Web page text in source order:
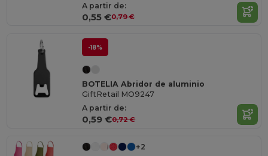
A partir de:
0,55 €0,79 €
-18%
BOTELIA Abridor de aluminio
GiftRetail MO9247
A partir de:
0,59 €0,72 €
+2